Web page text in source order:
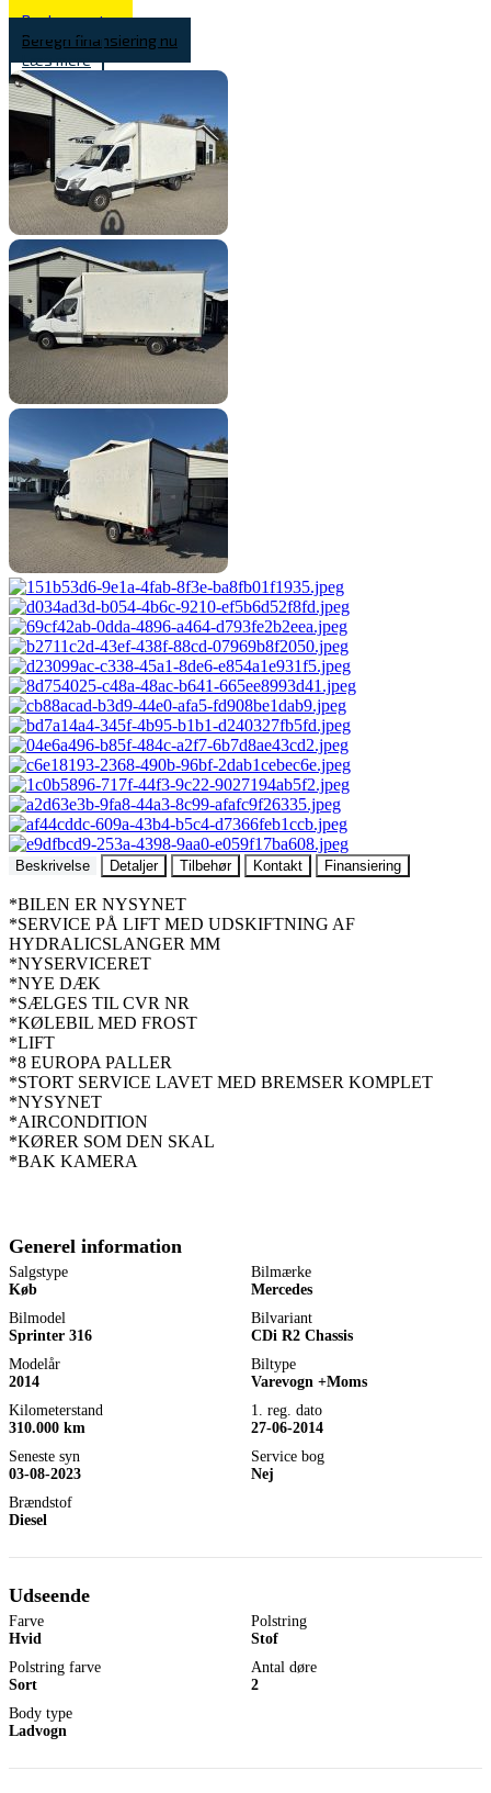
Book prøvetur
Beregn finansiering nu
Læs mere
Beskrivelse Detaljer Tilbehør Kontakt Finansiering
*BILEN ER NYSYNET
*SERVICE PÅ LIFT MED UDSKIFTNING AF
HYDRALICSLANGER MM
*NYSERVICERET
*NYE DÆK
*SÆLGES TIL CVR NR
*KØLEBIL MED FROST
*LIFT
*8 EUROPA PALLER
*STORT SERVICE LAVET MED BREMSER KOMPLET
*NYSYNET
*AIRCONDITION
*KØRER SOM DEN SKAL
*BAK KAMERA
Generel information
Salgstype
Køb
Bilmærke
Mercedes
Bilmodel
Sprinter 316
Bilvariant
CDi R2 Chassis
Modelår
2014
Biltype
Varevogn +Moms
Kilometerstand
310.000 km
1. reg. dato
27-06-2014
Seneste syn
03-08-2023
Service bog
Nej
Brændstof
Diesel
Udseende
Farve
Hvid
Polstring
Stof
Polstring farve
Sort
Antal døre
2
Body type
Ladvogn